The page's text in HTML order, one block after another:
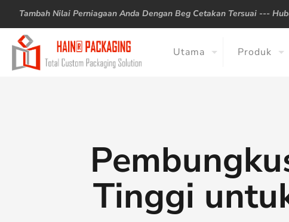
Tambah Nilai Perniagaan Anda Dengan Beg Cetakan Tersuai ---
Utama Produk
Tinggi